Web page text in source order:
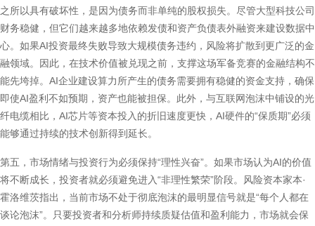
之所以具有破坏性，是因为债务而非单纯的股权损失。尽管大型科技公司
财务稳健，但它们越来越多地依赖发债和资产负债表外融资来建设数据中
心。如果AI投资最终失败导致大规模债务违约，风险将扩散到更广泛的金
融领域。因此，在技术价值被兑现之前，支撑这场军备竞赛的金融结构不
能先垮掉。AI企业建设算力所产生的债务需要拥有稳健的资金支持，确保
即使AI盈利不如预期，资产也能被担保。此外，与互联网泡沫中铺设的光
纤电缆相比，AI芯片等资本投入的折旧速度更快，AI硬件的“保质期”必须
能够通过持续的技术创新得到延长。
第五，市场情绪与投资行为必须保持“理性兴奋”。如果市场认为AI的价值
将不断成长，投资者就必须避免进入“非理性繁荣”阶段。风险资本家本·
霍洛维茨指出，当前市场不处于彻底泡沫的最明显信号就是“每个人都在
谈论泡沫”。只要投资者和分析师持续质疑估值和盈利能力，市场就会保